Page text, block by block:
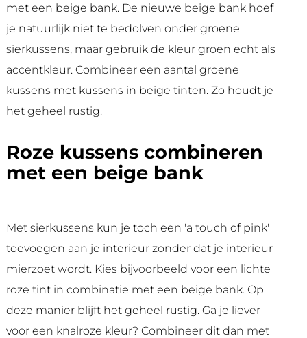
met een beige bank. De nieuwe beige bank hoef
je natuurlijk niet te bedolven onder groene
sierkussens, maar gebruik de kleur groen echt als
accentkleur. Combineer een aantal groene
kussens met kussens in beige tinten. Zo houdt je
het geheel rustig.
Roze kussens combineren
met een beige bank
Met sierkussens kun je toch een 'a touch of pink'
toevoegen aan je interieur zonder dat je interieur
mierzoet wordt. Kies bijvoorbeeld voor een lichte
roze tint in combinatie met een beige bank. Op
deze manier blijft het geheel rustig. Ga je liever
voor een knalroze kleur? Combineer dit dan met